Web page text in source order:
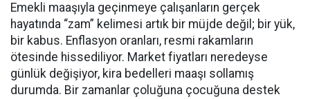
Emekli maaşıyla geçinmeye çalışanların gerçek
hayatında “zam” kelimesi artık bir müjde değil; bir yük,
bir kabus. Enflasyon oranları, resmi rakamların
ötesinde hissediliyor. Market fiyatları neredeyse
günlük değişiyor, kira bedelleri maaşı sollamış
durumda. Bir zamanlar çoluğuna çocuğuna destek